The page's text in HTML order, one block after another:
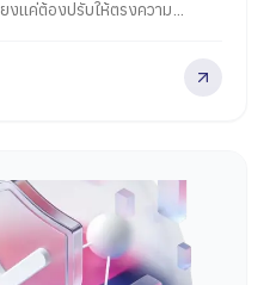
งแค่ต้องปรับให้ตรงความ
งเป็นทางการของรายการการ
ำเป็นที่ต้องปรับปรุงไม่ให้คอน
าอยู่ต่ำกว่าเดิม โดยล่าสุด John…